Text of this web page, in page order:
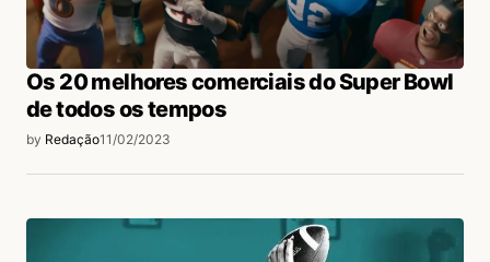
Os 20 melhores comerciais do Super Bowl
de todos os tempos
by Redação11/02/2023